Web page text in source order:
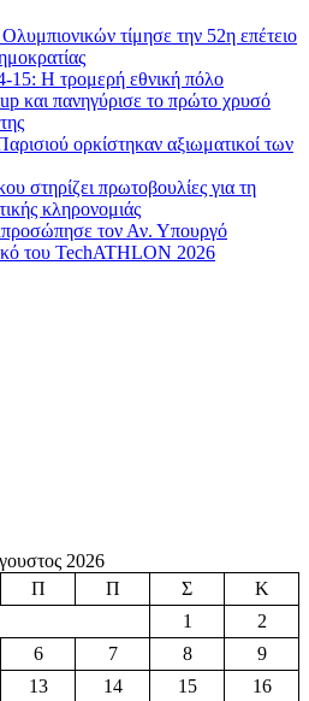
τίμησε την 52η επέτειο
15: Η τρομερή εθνική πόλο
και πανηγύρισε το πρώτο χρυσό
ορκίστηκαν αξιωματικοί των
στηρίζει πρωτοβουλίες για τη
κληρονομιάς
τον Αν. Υπουργό
του TechATHLON 2026
2026
Π Π Σ
Κ
1
2
6 7 8
9
13 14 15
16